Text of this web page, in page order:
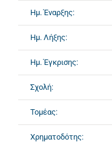
Ημ. Έναρξης:
Ημ. Λήξης:
Ημ. Έγκρισης:
Σχολή:
Τομέας:
Χρηματοδότης: